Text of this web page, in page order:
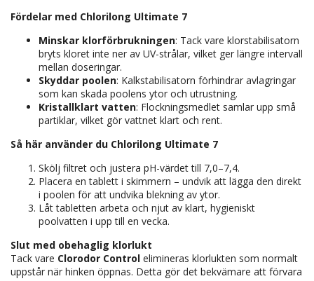
Fördelar med Chlorilong Ultimate 7
Minskar klorförbrukningen: Tack vare klorstabilisatorn
bryts kloret inte ner av UV-strålar, vilket ger längre intervall
mellan doseringar.
Skyddar poolen: Kalkstabilisatorn förhindrar avlagringar
som kan skada poolens ytor och utrustning.
Kristallklart vatten: Flockningsmedlet samlar upp små
partiklar, vilket gör vattnet klart och rent.
Så här använder du Chlorilong Ultimate 7
Skölj filtret och justera pH-värdet till 7,0–7,4.
Placera en tablett i skimmern – undvik att lägga den direkt
i poolen för att undvika blekning av ytor.
Låt tabletten arbeta och njut av klart, hygieniskt
poolvatten i upp till en vecka.
Slut med obehaglig klorlukt
Tack vare Clorodor Control elimineras klorlukten som normalt
uppstår när hinken öppnas. Detta gör det bekvämare att förvara